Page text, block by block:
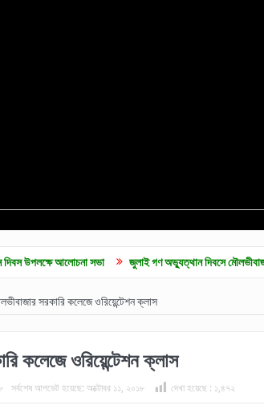
সভা জুলাই গণ অভ্যুত্থান দিবসে মৌলভীবাজারে নানা কর্মসূচি
সরকারি কলেজে ওরিয়েন্টেশন ক্লাস
কলেজে ওরিয়েন্টেশন ক্লাস
সর্বশেষ আপডেট হয়েছে: অক্টোবর ১১, ২০১৮ দেখা হয়েছে : ১,৪৭২